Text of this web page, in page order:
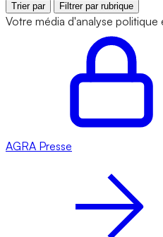
Trier par Filtrer par rubrique
Votre média d'analyse
AGRA Presse